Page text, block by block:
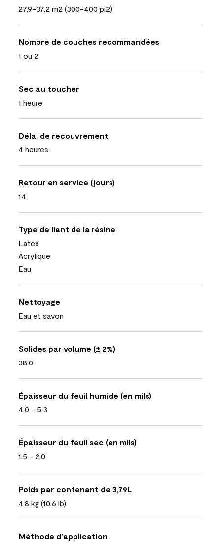
27,9-37,2 m2 (300-400 pi2)
Nombre de couches recommandées
1 ou 2
Sec au toucher
1 heure
Délai de recouvrement
4 heures
Retour en service (jours)
14
Type de liant de la résine
Latex
Acrylique
Eau
Nettoyage
Eau et savon
Solides par volume (± 2%)
38.0
Épaisseur du feuil humide (en mils)
4,0 - 5,3
Épaisseur du feuil sec (en mils)
1,5 - 2,0
Poids par contenant de 3,79L
4,8 kg (10,6 lb)
Méthode d’application